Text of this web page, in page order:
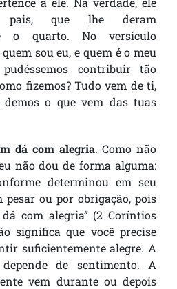
pais, que lhe deram
o quarto. No versículo
quem sou eu, e quem é o meu
contribuir tão
fizemos? Tudo vem de ti,
o que vem das tuas
dá com alegria. Como não
não dou de forma alguma:
determinou em seu
pesar ou por obrigação, pois
com alegria” (2 Coríntios
significa que você precise
suficientemente alegre. A
de sentimento. A
vem durante ou depois